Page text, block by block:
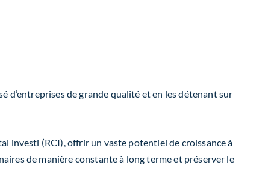
d’entreprises de grande qualité et en les détenant sur
investi (RCI), offrir un vaste potentiel de croissance à
de manière constante à long terme et préserver le